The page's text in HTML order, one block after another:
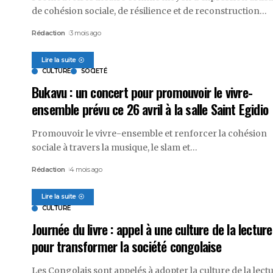
de cohésion sociale, de résilience et de reconstruction…
Rédaction 3 mois ago
Lire la suite
CULTURE
SOCIETÉ
Bukavu : un concert pour promouvoir le vivre-
ensemble prévu ce 26 avril à la salle Saint Egidio
Promouvoir le vivre-ensemble et renforcer la cohésion
sociale à travers la musique, le slam et…
Rédaction 4 mois ago
Lire la suite
CULTURE
Journée du livre : appel à une culture de la lecture
pour transformer la société congolaise
Les Congolais sont appelés à adopter la culture de la